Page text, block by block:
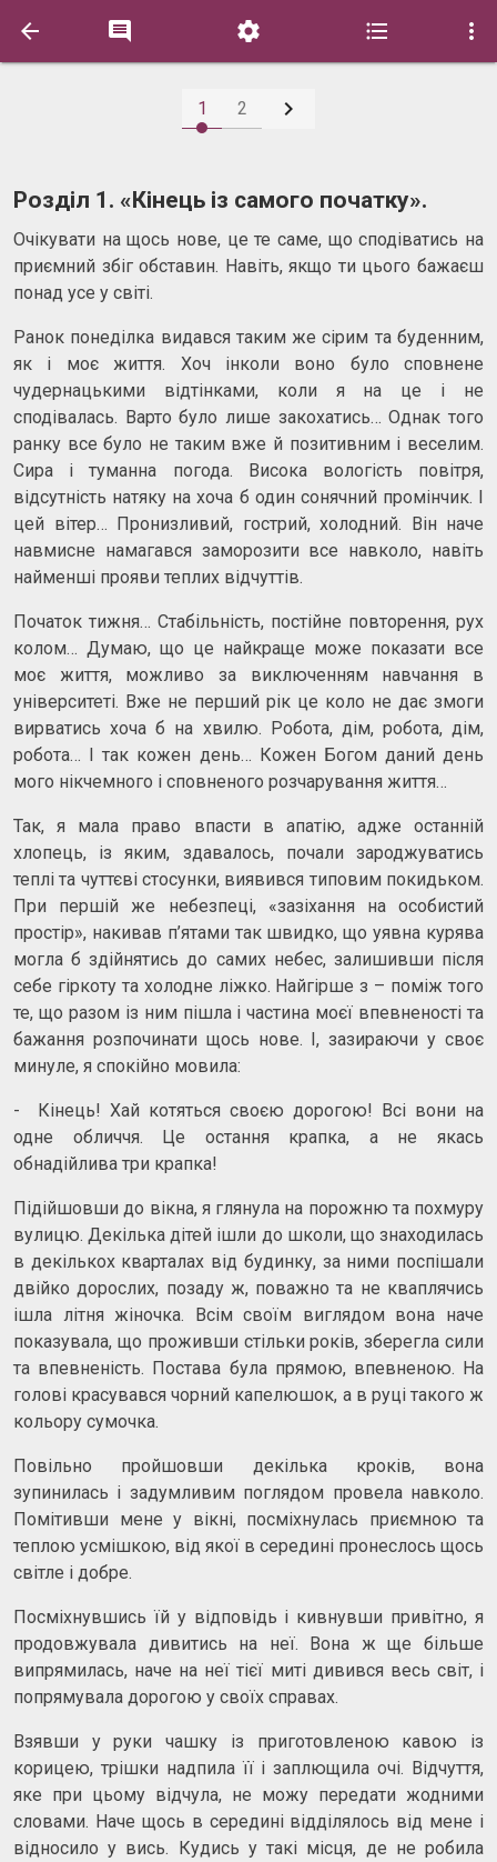
    
1 2 
Розділ 1. «Кінець із самого початку».
Очікувати на щось нове, це те саме, що сподіватись на
приємний збіг обставин. Навіть, якщо ти цього бажаєш
понад усе у світі.
Ранок понеділка видався таким же сірим та буденним,
як і моє життя. Хоч інколи воно було сповнене
чудернацькими відтінками, коли я на це і не
сподівалась. Варто було лише закохатись… Однак того
ранку все було не таким вже й позитивним і веселим.
Сира і туманна погода. Висока вологість повітря,
відсутність натяку на хоча б один сонячний промінчик. І
цей вітер… Пронизливий, гострий, холодний. Він наче
навмисне намагався заморозити все навколо, навіть
найменші прояви теплих відчуттів.
Початок тижня… Стабільність, постійне повторення, рух
колом… Думаю, що це найкраще може показати все
моє життя, можливо за виключенням навчання в
університеті. Вже не перший рік це коло не дає змоги
вирватись хоча б на хвилю. Робота, дім, робота, дім,
робота… І так кожен день… Кожен Богом даний день
мого нікчемного і сповненого розчарування життя…
Так, я мала право впасти в апатію, адже останній
хлопець, із яким, здавалось, почали зароджуватись
теплі та чуттєві стосунки, виявився типовим покидьком.
При першій же небезпеці, «зазіхання на особистий
простір», накивав п’ятами так швидко, що уявна курява
могла б здійнятись до самих небес, залишивши після
себе гіркоту та холодне ліжко. Найгірше з – поміж того
те, що разом із ним пішла і частина моєї впевненості та
бажання розпочинати щось нове. І, зазираючи у своє
минуле, я спокійно мовила:
- Кінець! Хай котяться своєю дорогою! Всі вони на
одне обличчя. Це остання крапка, а не якась
обнадійлива три крапка!
Підійшовши до вікна, я глянула на порожню та похмуру
вулицю. Декілька дітей ішли до школи, що знаходилась
в декількох кварталах від будинку, за ними поспішали
двійко дорослих, позаду ж, поважно та не кваплячись
ішла літня жіночка. Всім своїм виглядом вона наче
показувала, що проживши стільки років, зберегла сили
та впевненість. Постава була прямою, впевненою. На
голові красувався чорний капелюшок, а в руці такого ж
кольору сумочка.
Повільно пройшовши декілька кроків, вона
зупинилась і задумливим поглядом провела навколо.
Помітивши мене у вікні, посміхнулась приємною та
теплою усмішкою, від якої в середині пронеслось щось
світле і добре.
Посміхнувшись їй у відповідь і кивнувши привітно, я
продовжувала дивитись на неї. Вона ж ще більше
випрямилась, наче на неї тієї миті дивився весь світ, і
попрямувала дорогою у своїх справах.
Взявши у руки чашку із приготовленою кавою із
корицею, трішки надпила її і заплющила очі. Відчуття,
яке при цьому відчула, не можу передати жодними
словами. Наче щось в середині відділялось від мене і
відносило у вись. Кудись у такі місця, де не робила